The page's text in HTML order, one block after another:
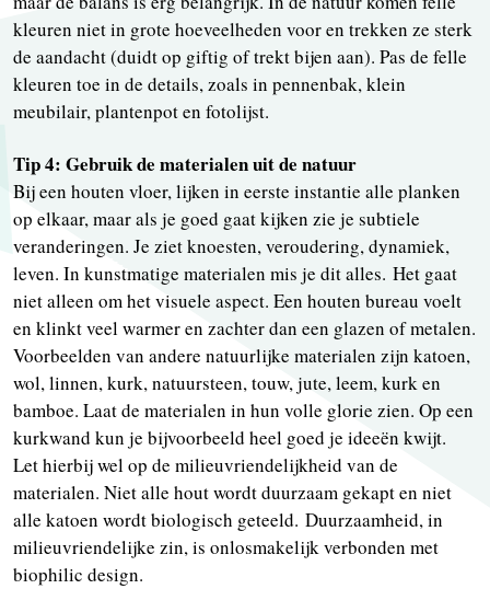
kleuren niet in grote hoeveelheden voor en trekken ze sterk
de aandacht (duidt op giftig of trekt bijen aan). Pas de felle
kleuren toe in de details, zoals in pennenbak, klein
meubilair, plantenpot en fotolijst.
Tip 4: Gebruik de materialen uit de natuur
Bij een houten vloer, lijken in eerste instantie alle planken
op elkaar, maar als je goed gaat kijken zie je subtiele
veranderingen. Je ziet knoesten, veroudering, dynamiek,
leven. In kunstmatige materialen mis je dit alles. Het gaat
niet alleen om het visuele aspect. Een houten bureau voelt
en klinkt veel warmer en zachter dan een glazen of metalen.
Voorbeelden van andere natuurlijke materialen zijn katoen,
wol, linnen, kurk, natuursteen, touw, jute, leem, kurk en
bamboe. Laat de materialen in hun volle glorie zien. Op een
kurkwand kun je bijvoorbeeld heel goed je ideeën kwijt.
Let hierbij wel op de milieuvriendelijkheid van de
materialen. Niet alle hout wordt duurzaam gekapt en niet
alle katoen wordt biologisch geteeld. Duurzaamheid, in
milieuvriendelijke zin, is onlosmakelijk verbonden met
biophilic design.